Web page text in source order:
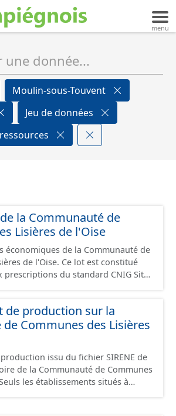
Moulin-sous-Touvent
Jeu de données
la Communauté de
Lisières de l'Oise
économiques de la Communauté de
de l'Oise. Ce lot est constitué
du standard CNIG Sites
de production sur la
Communes des Lisières
issu du fichier SIRENE de
de la Communauté de Communes